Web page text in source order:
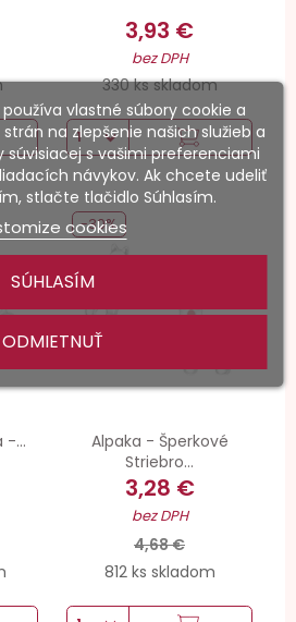
3,93 €
bez DPH
330 ks skladom
-...
Alpaka - Šperkové
Striebro...
3,28 €
bez DPH
4,68 €
812 ks skladom
-30%
vlastné súbory cookie a
na zlepšenie našich služieb a
súvisiacej s vašimi preferenciami
návykov. Ak chcete udeliť
stlačte tlačidlo Súhlasím.
cookies
ODMIETNUŤ
SÚHLASÍM